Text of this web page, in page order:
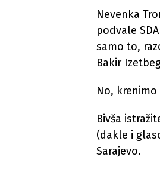
Nevenka
podvale
samo to,
Bakir
No,
Bivša
(dakle i
Sarajevo.